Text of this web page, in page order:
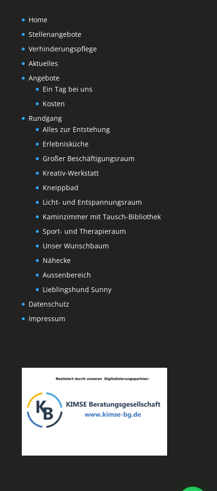
Home
Stellenangebote
Verhinderungspflege
Aktuelles
Angebote
Ein Tag bei uns
Kosten
Rundgang
Alles zur Entstehung
Erlebnisküche
Großer Beschäftigungsraum
Kreativ-Werkstatt
Kneippbad
Licht- und Entspannungsraum
Kaminzimmer mit Tausch-Bibliothek
Sport- und Therapieraum
Unser Wunschbaum
Nähecke
Aussenbereich
Lieblingshund Sunny
Datenschutz
Impressum